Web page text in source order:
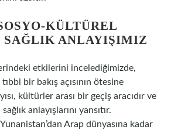
KÜLTÜREL
SAĞLIK ANLAYIŞIMIZ
etkilerini incelediğimizde,
bir bakış açısının ötesine
kültürler arası bir geçiş aracıdır ve
anlayışlarını yansıtır.
Yunanistan’dan Arap dünyasına kadar